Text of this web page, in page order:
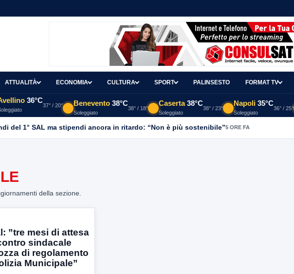
ATTUALITÀ ECONOMIA CULTURA SPORT PALINSESTO FORMAT TV
36°C
37° / 20° Benevento 38°C
Soleggiato
38° / 18°
Caserta 38°C
Soleggiato
38° / 23°
Napoli 35°C
Soleggiato
36° / 25°
del 1° SAL ma stipendi ancora in ritardo: “Non è più sostenibile”5 ORE FA
della sezione.
”tre mesi di attesa
sindacale
di regolamento
Municipale”